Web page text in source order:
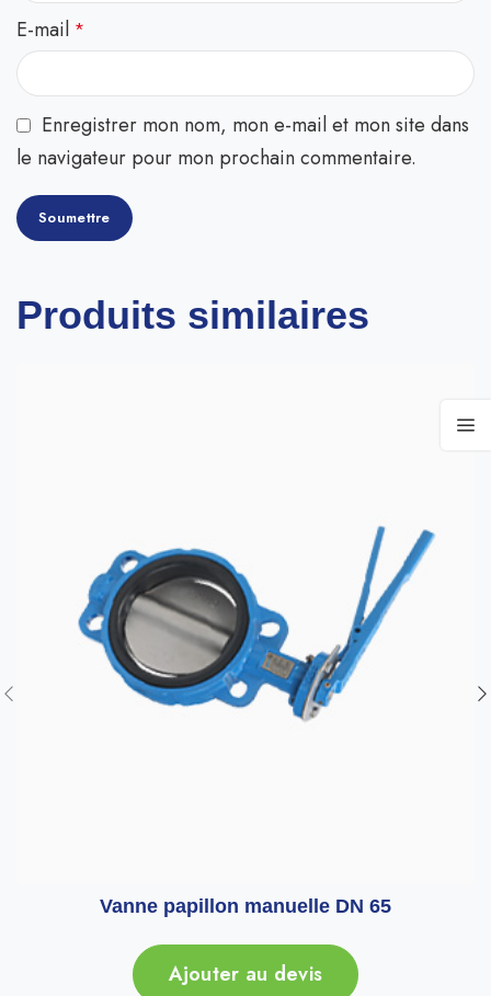
E-mail *
Enregistrer mon nom, mon e-mail et mon site dans
le navigateur pour mon prochain commentaire.
Produits similaires
Vanne papillon manuelle DN 65
Ajouter au devis